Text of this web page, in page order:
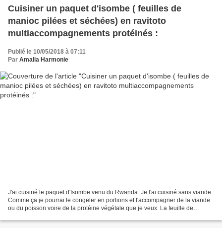
Cuisiner un paquet d'isombe ( feuilles de
manioc pilées et séchées) en ravitoto
multiaccompagnements protéinés :
Publié le 10/05/2018 à 07:11
Par Amalia Harmonie
J'ai cuisiné le paquet d'Isombe venu du Rwanda. Je l'ai cuisiné sans viande.
Comme ça je pourrai le congeler en portions et l'accompagner de la viande
ou du poisson voire de la protéine végétale que je veux. La feuille de